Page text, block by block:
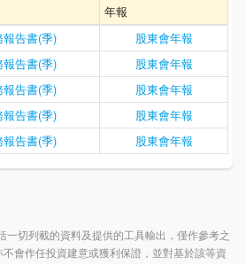
年報
報告書(季)
股東會年報
報告書(季)
股東會年報
報告書(季)
股東會年報
報告書(季)
股東會年報
報告書(季) 股東會年報
一切列載的資料及提供的工具輸出，僅作參考之
會作任投資建意或獲利保證，並對基於該等資